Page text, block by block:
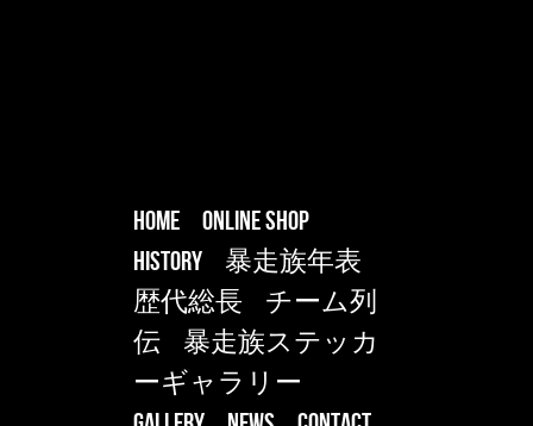
HOME
ONLINE SHOP
HISTORY
暴走族年表
歴代総長
チーム列
伝
暴走族ステッカ
ーギャラリー